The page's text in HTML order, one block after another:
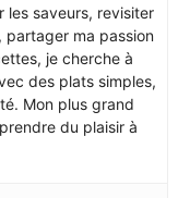
les saveurs, revisiter
partager ma passion
je cherche à
des plats simples,
Mon plus grand
du plaisir à